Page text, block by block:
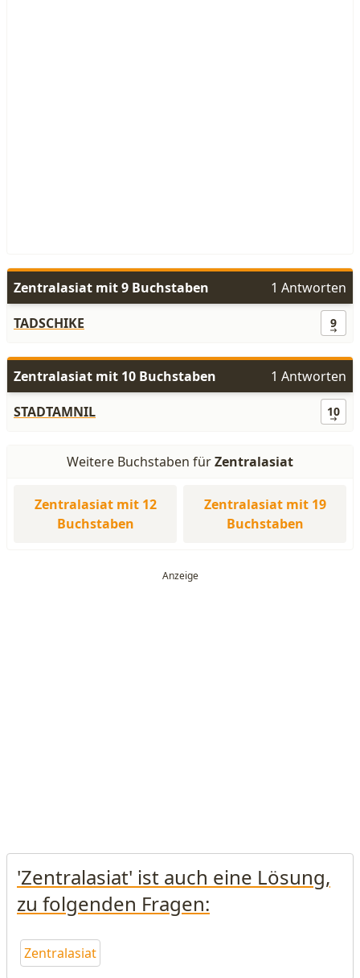
Zentralasiat mit 9 Buchstaben
1 Antworten
TADSCHIKE
9
Zentralasiat mit 10 Buchstaben
1 Antworten
STADTAMNIL
10
Weitere Buchstaben fürZentralasiat
Zentralasiat mit 12
Buchstaben
Zentralasiat mit 19
Buchstaben
'Zentralasiat' ist auch eine Lösung,
zu folgenden Fragen:
Zentralasiat